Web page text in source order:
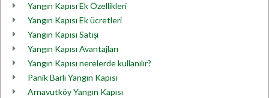
Yangın Kapısı Ek Özellikleri
Yangın Kapısı Ek ücretleri
Yangın Kapısı Satışı
Yangın Kapısı Avantajları
Yangın Kapısı nerelerde kullanılır?
Panik Barlı Yangın Kapısı
Arnavutköy Yangın Kapısı